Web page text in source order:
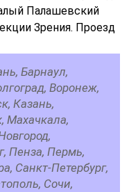
Палашевский
Зрения. Проезд
Барнаул,
Воронеж,
Казань,
Махачкала,
Пенза, Пермь,
Санкт-Петербург,
Сочи,